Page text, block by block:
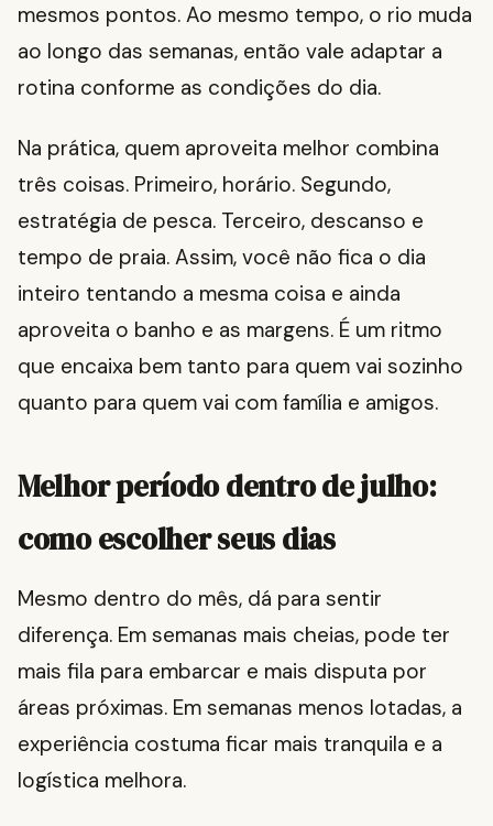
mesmos pontos. Ao mesmo tempo, o rio muda
ao longo das semanas, então vale adaptar a
rotina conforme as condições do dia.
Na prática, quem aproveita melhor combina
três coisas. Primeiro, horário. Segundo,
estratégia de pesca. Terceiro, descanso e
tempo de praia. Assim, você não fica o dia
inteiro tentando a mesma coisa e ainda
aproveita o banho e as margens. É um ritmo
que encaixa bem tanto para quem vai sozinho
quanto para quem vai com família e amigos.
Melhor período dentro de julho:
como escolher seus dias
Mesmo dentro do mês, dá para sentir
diferença. Em semanas mais cheias, pode ter
mais fila para embarcar e mais disputa por
áreas próximas. Em semanas menos lotadas, a
experiência costuma ficar mais tranquila e a
logística melhora.